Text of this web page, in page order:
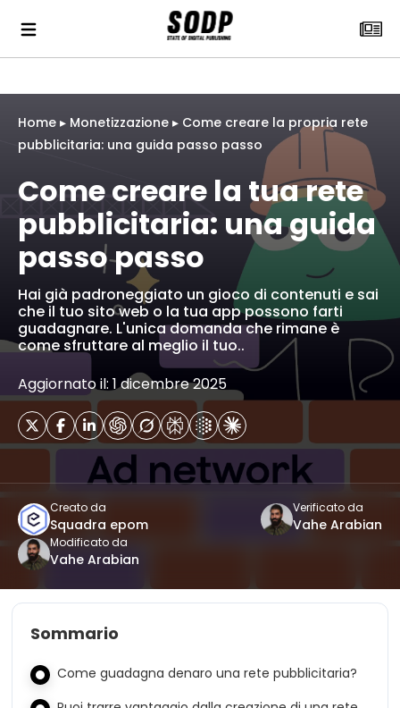
Home ▸ Monetizzazione ▸ Come creare la propria rete
pubblicitaria: una guida passo passo
Come creare la tua rete
pubblicitaria: una guida
passo passo
Hai già padroneggiato un gioco di contenuti e sai
che il tuo sito web o la tua app possono farti
guadagnare. L'unica domanda che rimane è
come sfruttare al meglio il tuo..
Aggiornato il: 1 dicembre 2025
Creato da
Squadra epom
Verificato da
Vahe Arabian
Modificato da
Vahe Arabian
Sommario
Come guadagna denaro una rete pubblicitaria?